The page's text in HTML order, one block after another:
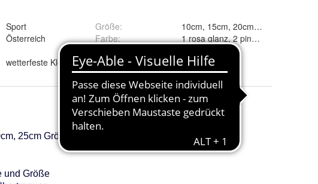
Sport
Österreich
wetterfeste Klebefolie
Größe:
Farbe: